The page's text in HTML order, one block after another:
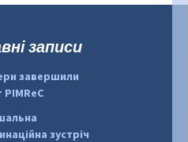
записи
завершили
PIMReC
зустріч